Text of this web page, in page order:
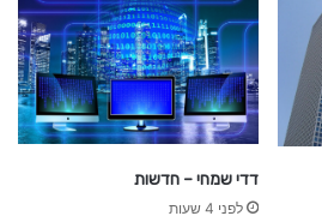
דדי שמחי – חדשות
לפני 4 שעות